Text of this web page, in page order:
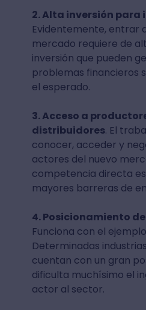
2. Alta inversión para
Evidentemente, entrar
mercado requiere de
inversión que pueden
problemas financieros
el esperado.
3. Acceso a
distribuidores. El
conocer, acceder y
actores del nuevo
competencia directa
mayores barreras de
4. Posicionamiento
Funciona con el
Determinadas
cuentan con un gran
dificulta muchísimo el
actor al sector.